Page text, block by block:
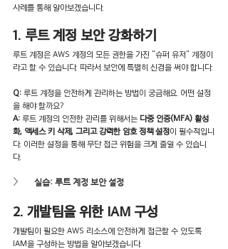
사례를 통해 알아보겠습니다.
1. 루트 계정 보안 강화하기
루트 계정은 AWS 계정의 모든 권한을 가진 "슈퍼 유저" 계정이
라고 할 수 있습니다. 따라서 보안에 특별히 신경을 써야 합니다.
Q: 루트 계정을 안전하게 관리하는 방법이 궁금해요. 어떤 설정
을 해야 할까요?
A: 루트 계정의 안전한 관리를 위해서는 다중 인증(MFA) 활성
화, 액세스 키 삭제, 그리고 강력한 암호 정책 설정이 필수적입니
다. 이러한 설정을 통해 무단 접근 위험을 크게 줄일 수 있습니
다.
실습: 루트 계정 보안 설정
2. 개발팀을 위한 IAM 구성
개발팀이 필요한 AWS 리소스에 안전하게 접근할 수 있도록
IAM을 구성하는 방법을 알아보겠습니다.